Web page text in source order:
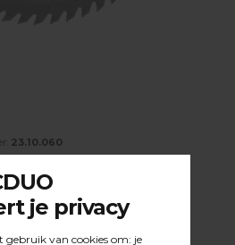
23.10.060
voor 15:00 besteld is
verstuurd.
in NL vanaf €200,-